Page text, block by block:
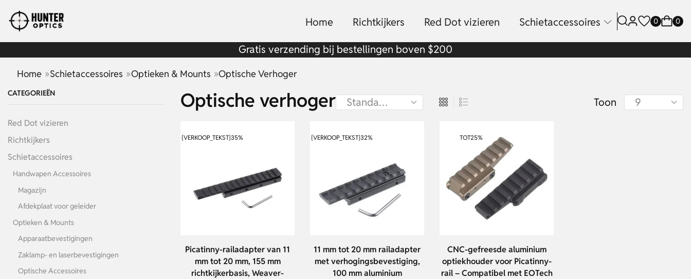
Home Richtkijkers Red Dot vizieren Schietaccessoires 0 0
Gratis verzending bij bestellingen boven $200
Home »Schietaccessoires »Optieken & Mounts »Optische Verhoger
Optische verhoger Toon
{VERKOOP_TEKST}35%
Picatinny-railadapter van 11
mm tot 20 mm, 155 mm
richtkijkerbasis, Weaver-
{VERKOOP_TEKST}32%
11 mm tot 20 mm railadapter
met verhogingsbevestiging,
100 mm aluminium
TOT25%
CNC-gefreesde aluminium
optiekhouder voor Picatinny-
rail – Compatibel met EOTech
CATEGORIEËN
Red Dot vizieren
Richtkijkers
Schietaccessoires
Handwapen Accessoires
Magazijn
Afdekplaat voor geleider
Optieken & Mounts
Apparaatbevestigingen
Zaklamp- en laserbevestigingen
Optische Accessoires